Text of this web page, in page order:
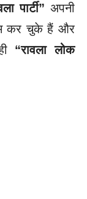
पार्टी” अपनी
कर चुके हैं और
“रावला लोक